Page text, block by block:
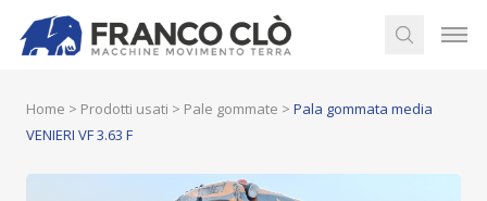
Home > Prodotti usati > Pale gommate > Pala gommata media
VENIERI VF 3.63 F